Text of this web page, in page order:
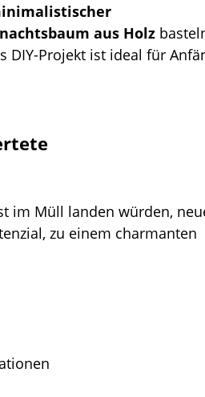
aus Holz
DIY-Projekt ist ideal für
im Müll landen würden,
zu einem charmanten